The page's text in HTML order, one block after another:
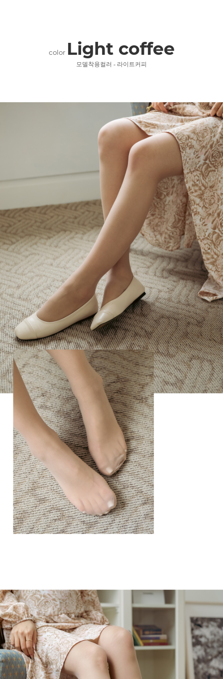
color Light coffee
모델착용컬러 - 라이트커피